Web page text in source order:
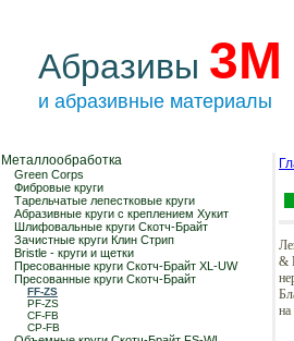
Абразивы 3М
и абразивные материалы
Металлообработка
Green Corps
Фибровые круги
Тарельчатые лепестковые круги
Абразивные круги с креплением Хукит
Шлифовальные круги Скотч-Брайт
Зачистные круги Клин Стрип
Bristle - круги и щетки
Пресованные круги Скотч-Брайт XL-UW
Пресованные круги Скотч-Брайт
FF-ZS
PF-ZS
СF-FB
CP-FB
&